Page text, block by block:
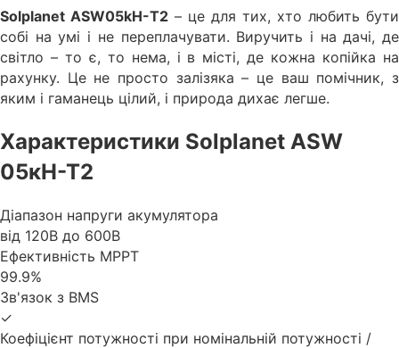
Solplanet ASW05kH-T2 – це для тих, хто любить бути
собі на умі і не переплачувати. Виручить і на дачі, де
світло – то є, то нема, і в місті, де кожна копійка на
рахунку. Це не просто залізяка – це ваш помічник, з
яким і гаманець цілий, і природа дихає легше.
Характеристики Solplanet ASW
05кН-Т2
Діапазон напруги акумулятора
від 120В до 600В
Ефективність MPPT
99.9%
Зв'язок з BMS
✓
Коефіцієнт потужності при номінальній потужності /